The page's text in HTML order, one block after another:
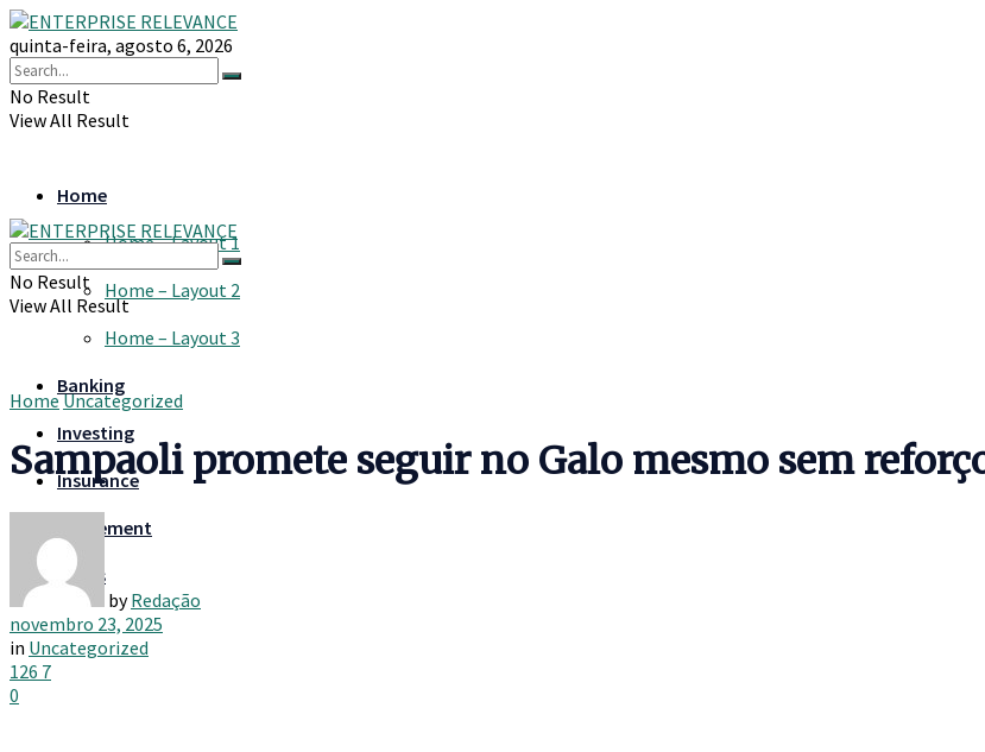
quinta-feira, agosto 6, 2026
No Result
View All Result
Home
Home – Layout 1
Home – Layout 2
Home – Layout 3
Banking
Investing
Insurance
Retirement
Taxes
No Result
View All Result
HomeUncategorized
Sampaoli promete seguir no Galo mesmo sem
by Redação
novembro 23, 2025
in Uncategorized
126 7
0